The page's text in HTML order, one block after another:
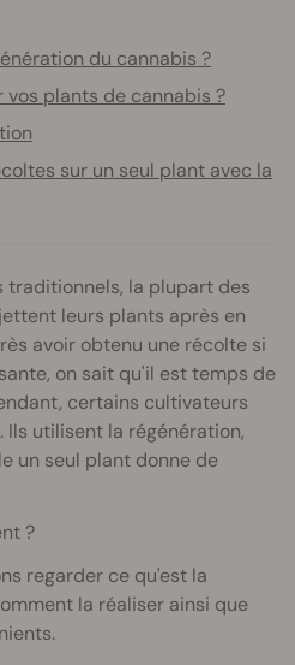
du cannabis ?
plants de cannabis ?
sur un seul plant avec la
traditionnels, la plupart des
leurs plants après en
avoir obtenu une récolte si
on sait qu'il est temps de
certains cultivateurs
utilisent la régénération,
un seul plant donne de
?
regarder ce qu'est la
la réaliser ainsi que